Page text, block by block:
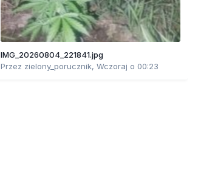
IMG_20260804_221841.jpg
Przez zielony_porucznik, Wczoraj o 00:23